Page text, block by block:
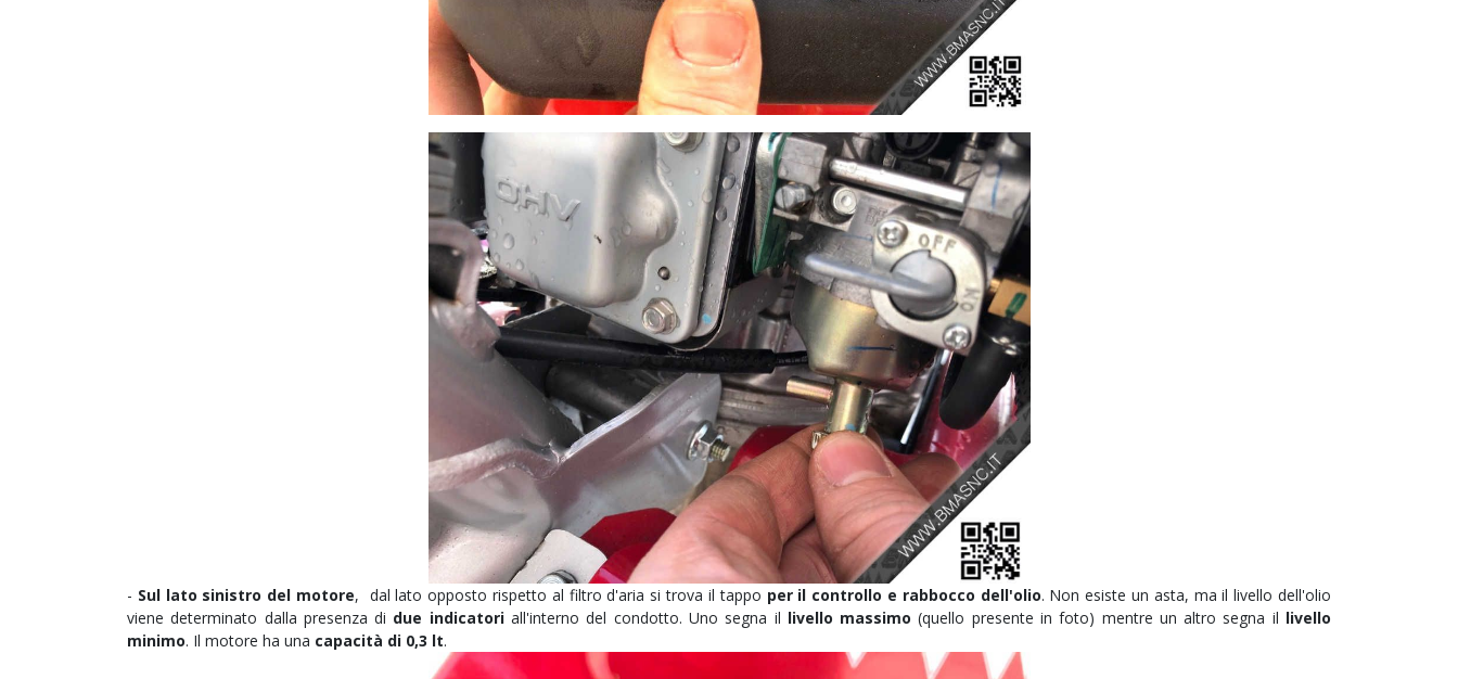
- Sul lato sinistro del motore, dal lato opposto rispetto al filtro d'aria si trova il tappo per il controllo e rabbocco dell'olio. Non esiste un asta, ma il livello dell'olio
viene determinato dalla presenza di due indicatoriall'interno del condotto. Uno segna il livello massimo (quello presente in foto) mentre un altro segna il livello
minimo. Il motore ha una capacità di 0,3 lt.